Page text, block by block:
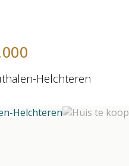
Helchteren